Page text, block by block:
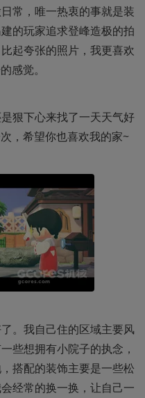
常，唯一热衷的事就是装
的玩家追求登峰造极的拍
起夸张的照片，我更喜欢
感觉。
狠下心来找了一天天气好
，希望你也喜欢我的家~
。我自己住的区域主要风
些想拥有小院子的执念，
搭配的装饰主要是一些松
经常的换一换，让自己一